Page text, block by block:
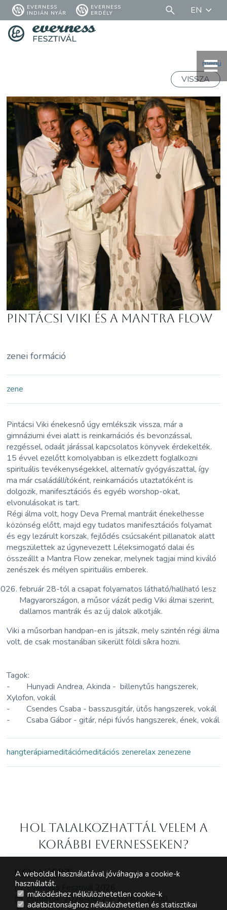
EVERNESS
INDIÁN NYÁR
EVERNESS
ERDÉLY
EN
menü
VISSZA
Pintácsi Viki és a Mantra Flow
zenei formáció
zene
Pintácsi Viki énekesnő úgy emlékszik vissza, már a
gimnáziumi évei alatt is reinkarnációs és bevonzással,
rezgéssel, odaát járással kapcsolatos könyvek érdekelték.
15 évvel ezelőtt komolyabban is elkezdett foglalkozni
spirituális tevékenységekkel, alternatív gyógyászattal, így
ma már családállítóként, reinkarnációs utaztatóként is
dolgozik, manifesztációs és egyéb worshop-okat,
elvonulásokat is tart.
Régi álma volt, hogy Deva Premal mantráit énekelhesse
közönség előtt, majd egy tudatos manifesztációs folyamat
és egy lezárult korszak, fejlődés csúcsaként pillanatok alatt
megszülettek az úgynevezett Léleksimogató dalai és
összeállt a Mantra Flow zenekar, melynek tagjai mind kiváló
zenészek és mélyen spirituális emberek.
február 28-tól a csapat folyamatos látható/hallható lesz
Magyarországon, a műsor vázát pedig Viki álmai szerint,
dallamos mantrák és az új dalok alkotják.
Viki a műsorban handpan-en is játszik, mely szintén régi álma
volt, de csak mostanában sikerült földi síkra hozni.
Tagok:
- Hunyadi Andrea, Akinda - billenytűs hangszerek,
Xylofon, vokál
- Csendes Csaba - basszusgitár, ütős hangszerek, vokál
- Csaba Gábor - gitár, népi fúvós hangszerek, ének, vokál
hangterápiameditációmeditációs zenerelax zenezene
Hol Talalkozhattál velem a
korábbi Evernesseken?
koncert
Everness Fesztivál 2026
csütörtök, 2026-06-25., 10:30 - 12:00
A weboldal használatával jóváhagyja a cookie-k
használatát.
működéshez nélkülözhetetlen cookie-k
adatbiztonsághoz nélkülözhetetlen és statisztikai